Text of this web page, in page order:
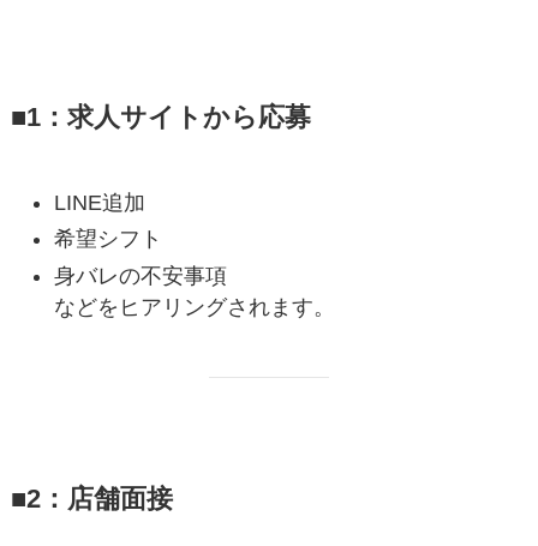
■1：求人サイトから応募
LINE追加
希望シフト
身バレの不安事項
などをヒアリングされます。
■2：店舗面接